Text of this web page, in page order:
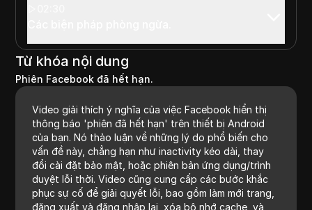
Từ khóa nội dung
Phiên Facebook đã hết hạn.
Video giải thích ý nghĩa của việc Facebook hiển thị
thông báo 'phiên đã hết hạn' trên thiết bị Android
của bạn. Nó thảo luận về những lý do phổ biến cho
vấn đề này, chẳng hạn như inactivity kéo dài, thay
đổi cài đặt bảo mật, hoặc phiên bản ứng dụng/trình
duyệt lỗi thời. Video cũng cung cấp các bước khắc
phục sự cố để giải quyết lỗi, bao gồm làm mới trang,
đăng xuất và đăng nhập lại, xóa bộ nhớ cache, và